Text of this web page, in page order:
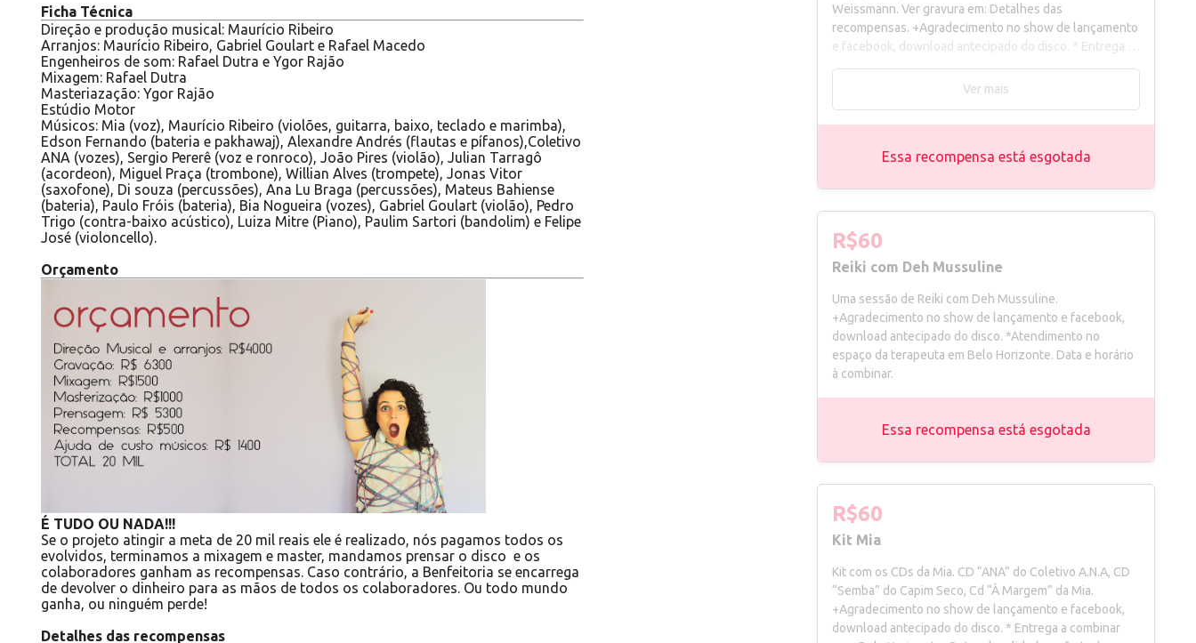
Ficha Técnica
Direção e produção musical: Maurício Ribeiro
Arranjos: Maurício Ribeiro, Gabriel Goulart e Rafael Macedo
Engenheiros de som: Rafael Dutra e Ygor Rajão
Mixagem: Rafael Dutra
Masteriazação: Ygor Rajão
Estúdio Motor
Músicos: Mia (voz), Maurício Ribeiro (violões, guitarra, baixo, teclado e marimba),
Edson Fernando (bateria e pakhawaj), Alexandre Andrés (flautas e pífanos),Coletivo
ANA (vozes), Sergio Pererê (voz e ronroco), João Pires (violão), Julian Tarragô
(acordeon), Miguel Praça (trombone), Willian Alves (trompete), Jonas Vitor
(saxofone), Di souza (percussões), Ana Lu Braga (percussões), Mateus Bahiense
(bateria), Paulo Fróis (bateria), Bia Nogueira (vozes), Gabriel Goulart (violão), Pedro
Trigo (contra-baixo acústico), Luiza Mitre (Piano), Paulim Sartori (bandolim) e Felipe
José (violoncello).
Orçamento
É TUDO OU NADA!!!
Se o projeto atingir a meta de 20 mil reais ele é realizado, nós pagamos todos os
evolvidos, terminamos a mixagem e master, mandamos prensar o disco e os
colaboradores ganham as recompensas. Caso contrário, a Benfeitoria se encarrega
de devolver o dinheiro para as mãos de todos os colaboradores. Ou todo mundo
ganha, ou ninguém perde!
Detalhes das recompensas
Weissmann. Ver gravura em: Detalhes das
recompensas. +Agradecimento no show de lançamento
e facebook, download antecipado do disco. * Entrega a
frete é por conta do apoiador.
Ver mais
Essa recompensa está esgotada
R$60
Reiki com Deh Mussuline
Uma sessão de Reiki com Deh Mussuline.
+Agradecimento no show de lançamento e facebook,
download antecipado do disco. *Atendimento no
espaço da terapeuta em Belo Horizonte. Data e horário
à combinar.
Essa recompensa está esgotada
R$60
Kit Mia
Kit com os CDs da Mia. CD “ANA” do Coletivo A.N.A, CD
“Semba” do Capim Seco, Cd “À Margem” da Mia.
+Agradecimento no show de lançamento e facebook,
download antecipado do disco. * Entrega a combinar